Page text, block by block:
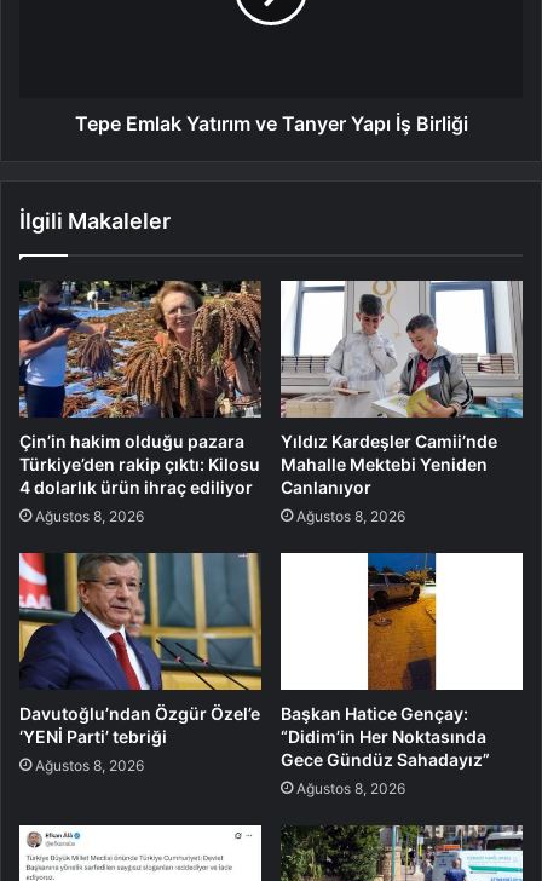
Tepe Emlak Yatırım ve Tanyer Yapı İş Birliği
İlgili Makaleler
Çin’in hakim olduğu pazara
Türkiye’den rakip çıktı: Kilosu
4 dolarlık ürün ihraç ediliyor
Ağustos 8, 2026
Yıldız Kardeşler Camii’nde
Mahalle Mektebi Yeniden
Canlanıyor
Ağustos 8, 2026
Davutoğlu’ndan Özgür Özel’e
‘YENİ Parti’ tebriği
Ağustos 8, 2026
Başkan Hatice Gençay:
“Didim’in Her Noktasında
Gece Gündüz Sahadayız”
Ağustos 8, 2026